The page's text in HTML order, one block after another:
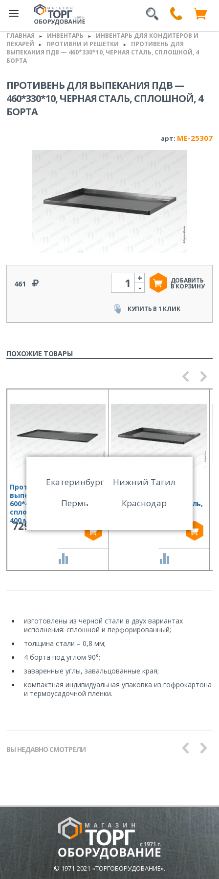
ГЛАВНАЯ ► ИНВЕНТАРЬ ►
ИНВЕНТАРЬ ДЛЯ КОНДИТЕРОВ И
ПЕКАРЕЙ
► ПРОТИВНИ И РЕШЕТКИ ►
ПРОТИВЕНЬ ДЛЯ
ВЫПЕКАНИЯ ПДВ — 460*330*10, ЧЕРНАЯ СТАЛЬ, СПЛОШНОЙ, 4
БОРТА
ПРОТИВЕНЬ ДЛЯ ВЫПЕКАНИЯ ПДВ —
460*330*10, ЧЕРНАЯ СТАЛЬ, СПЛОШНОЙ, 4
БОРТА
арт: ME-25307
461
Количество
-
+ ДОБАВИТЬ
В КОРЗИНУ
КУПИТЬ В 1 КЛИК
ПОХОЖИЕ ТОВАРЫ
Противень для
выпекания ПДВ —
600*400*20, черная сталь,
сплошной, 3 борта, откр.
400 мм
729
Противень для
530*650*20, черная сталь,
изготовлены из черной стали в двух вариантах
исполнения: сплошной и перфорированный;
толщина стали – 0,8 мм;
4 борта под углом 90°;
заваренные углы, завальцованные края;
компактная индивидуальная упаковка из гофрокартона
и термоусадочной пленки.
ВЫ НЕДАВНО СМОТРЕЛИ
© 1971-2021 «ТОРГОБОРУДОВАНИЕ».
Екатеринбург
Нижний Тагил
Пермь
Краснодар